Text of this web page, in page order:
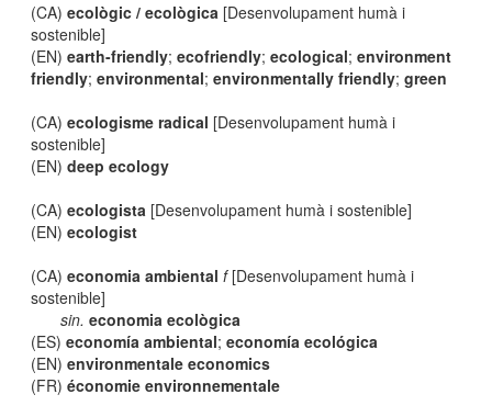
(CA)ecològic / ecològica [Desenvolupament humà i
sostenible]
(EN)earth-friendly;ecofriendly;ecological;environment
friendly;environmental;environmentally friendly;green
(CA)ecologisme radical [Desenvolupament humà i
sostenible]
(EN)deep ecology
(CA)ecologista [Desenvolupament humà i sostenible]
(EN)ecologist
(CA)economia ambiental f[Desenvolupament humà i
sostenible]
sin. economia ecològica
(ES)economía ambiental;economía ecológica
(EN)environmentale economics
(FR)économie environnementale